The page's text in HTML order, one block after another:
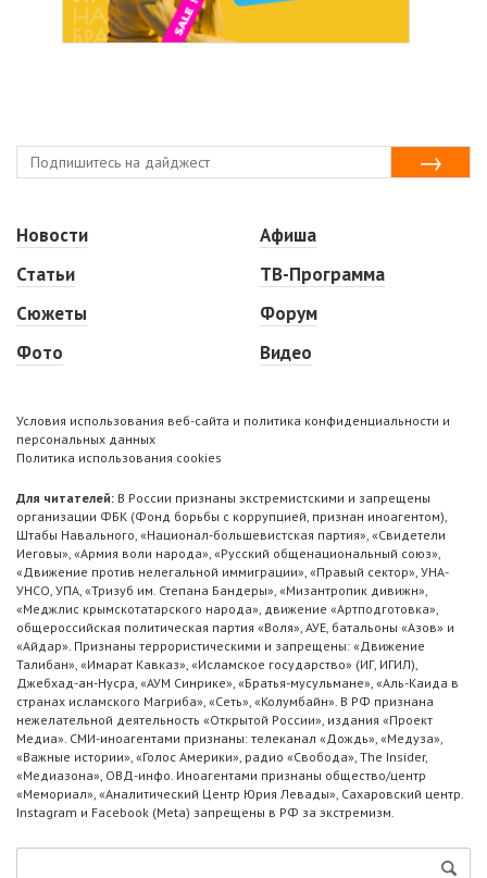
Новости
Статьи
Сюжеты
Фото
Афиша
ТВ-Программа
Форум
Видео
Условия использования веб-сайта и политика конфиденциальности и
персональных данных
Политика использования cookies
Для читателей: В России признаны экстремистскими и запрещены
организации ФБК (Фонд борьбы с коррупцией, признан иноагентом),
Штабы Навального, «Национал-большевистская партия», «Свидетели
Иеговы», «Армия воли народа», «Русский общенациональный союз»,
«Движение против нелегальной иммиграции», «Правый сектор», УНА-
УНСО, УПА, «Тризуб им. Степана Бандеры», «Мизантропик дивижн»,
«Меджлис крымскотатарского народа», движение «Артподготовка»,
общероссийская политическая партия «Воля», АУЕ, батальоны «Азов» и
«Айдар». Признаны террористическими и запрещены: «Движение
Талибан», «Имарат Кавказ», «Исламское государство» (ИГ, ИГИЛ),
Джебхад-ан-Нусра, «АУМ Синрике», «Братья-мусульмане», «Аль-Каида в
странах исламского Магриба», «Сеть», «Колумбайн». В РФ признана
нежелательной деятельность «Открытой России», издания «Проект
Медиа». СМИ-иноагентами признаны: телеканал «Дождь», «Медуза»,
«Важные истории», «Голос Америки», радио «Свобода», The Insider,
«Медиазона», ОВД-инфо. Иноагентами признаны общество/центр
«Мемориал», «Аналитический Центр Юрия Левады», Сахаровский центр.
Instagram и Facebook (Metа) запрещены в РФ за экстремизм.